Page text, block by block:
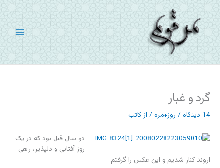
پرش
به
محتوا
گرد و غبار
14 دیدگاه / روز+مره / از کاتب
دو سال قبل بود که در یک
روز آفتابی و دلپذیر، راهی
اروند کنار شدیم و این عکس را گرفتم: